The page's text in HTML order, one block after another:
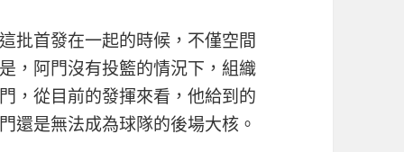
批首發在一起的時候，不僅空間
，阿門沒有投籃的情況下，組織
，從目前的發揮來看，他給到的
還是無法成為球隊的後場大核。